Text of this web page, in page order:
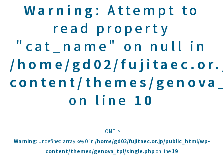
Warning : Attempt to
read property
"cat_name" on null in
/home/gd02/
content/themes/
on line 10
HOME
Warning: Undefined array key 0 in /home/gd02/fujitaec.or.jp/public_html/wp-
content/themes/genova_tpl/single.php on line 19